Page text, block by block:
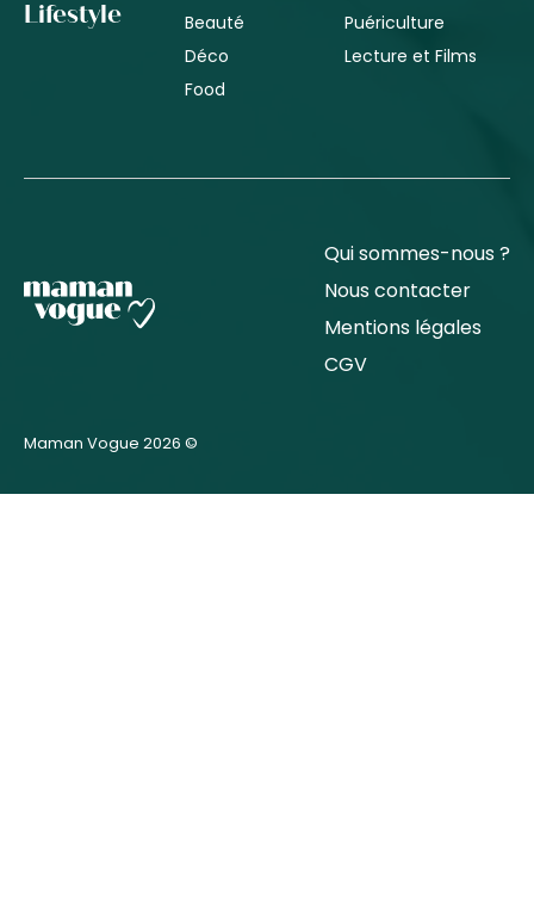
Lifestyle
Beauté
Déco
Food
Puériculture
Lecture et Films
Qui sommes-nous ?
Nous contacter
Mentions légales
CGV
Maman Vogue 2026 ©